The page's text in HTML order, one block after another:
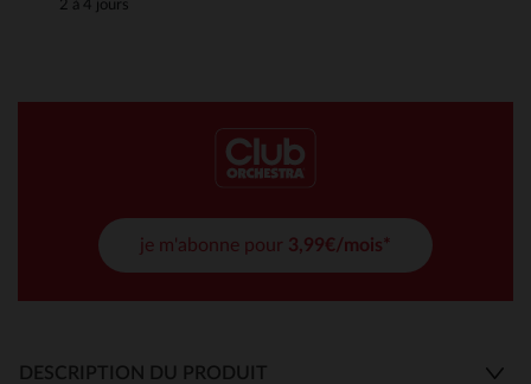
2 à 4 jours
je m'abonne pour 3,99€/mois*
DESCRIPTION DU PRODUIT